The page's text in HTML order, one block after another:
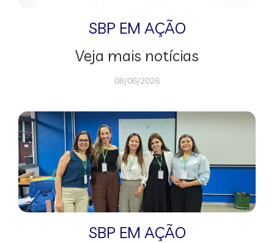
SBP EM AÇÃO
Veja mais notícias
08/06/2026
SBP EM AÇÃO